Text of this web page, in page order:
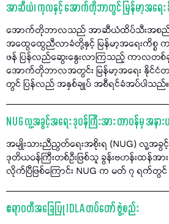
အာဆီယံ၊ ကုလနှင့် အောက်တိုဘာတွင် မြန်မာ့အရေး
အောက်တိုဘာလသည် အာဆီယံထိပ်သီးအစည်း
အထွေထွေညီလာခံတို့နှင့် မြန်မာ့အရေးကိစ္စ က
ဖန် ပြန်လည်ဆွေးနွေးလာကြသည့် ကာလတစ်
အောက်တိုဘာလအတွင်း မြန်မာ့အရေး နိုင်
တွင် ပြန်လည် အနှစ်ချုပ် အစီရင်ခံအပ်ပါသည်။
NUG လူ့အခွင့်အရေး ဒုဝန်ကြီးအား တာဝန်မှ အနာ
အမျိုးသားညီညွတ်ရေးအစိုးရ (NUG) လူ့အခွင့်
ဒုတိယဝန်ကြီးတစ်ဦးဖြစ်သူ ခွန်းဗဟန်းထန်အာ
လိုက်ပြီဖြစ်ကြောင်း NUG က မတ် ၇ ရက်
ဧရာဝတီအခြေပြု IDLA တပ်တော် ဖွဲ့စည်း